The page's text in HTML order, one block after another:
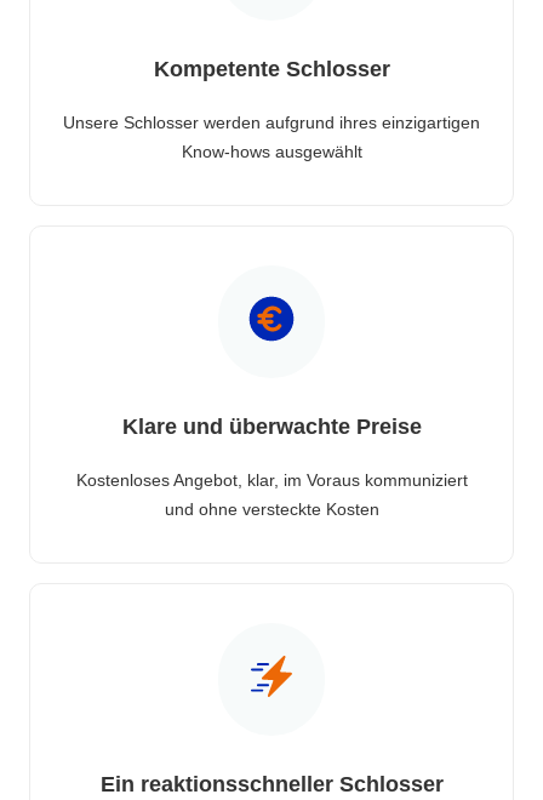
Kompetente Schlosser
Unsere Schlosser werden aufgrund ihres einzigartigen
Know-hows ausgewählt
Klare und überwachte Preise
Kostenloses Angebot, klar, im Voraus kommuniziert
und ohne versteckte Kosten
Ein reaktionsschneller Schlosser